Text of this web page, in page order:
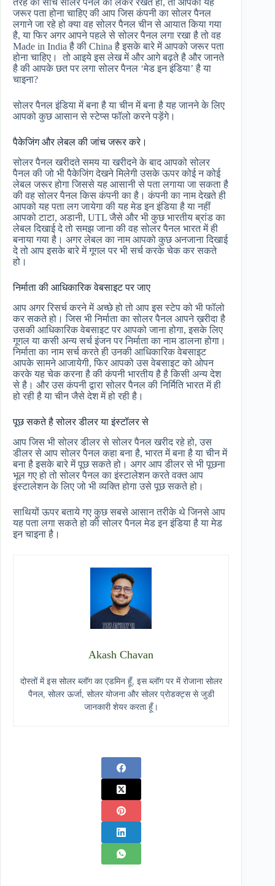
तरह की सोच सोलर पैनल को लेकर रखते हो, तो आपको यह
जरूर पता होना चाहिए की आप जिस कंपनी का सोलर पैनल
लगाने जा रहे हो क्या वह सोलर पैनल चीन से आयात किया गया
है, या फिर अगर आपने पहले से सोलर पैनल लगा रखा है तो वह
Made in India है की China है इसके बारे में आपको जरूर पता
होना चाहिए। तो आइये इस लेख में और आगे बढ़ते है और जानते
है की आपके छत पर लगा सोलर पैनल ‘मेड इन इंडिया’ है या
चाइना?
सोलर पैनल इंडिया में बना है या चीन में बना है यह जानने के लिए
आपको कुछ आसान से स्टेप्स फॉलो करने पड़ेंगे।
पैकेजिंग और लेबल की जांच जरूर करे।
सोलर पैनल खरीदते समय या खरीदने के बाद आपको सोलर
पैनल की जो भी पैकेजिंग देखने मिलेगी उसके ऊपर कोई न कोई
लेबल जरूर होगा जिससे यह आसानी से पता लगाया जा सकता है
की वह सोलर पैनल किस कंपनी का है। कंपनी का नाम देखते ही
आपको यह पता लग जायेगा की यह मेड इन इंडिया है या नहीं
आपको टाटा, अडानी, UTL जैसे और भी कुछ भारतीय ब्रांड का
लेबल दिखाई दे तो समझ जाना की वह सोलर पैनल भारत में ही
बनाया गया है। अगर लेबल का नाम आपको कुछ अनजाना दिखाई
दे तो आप इसके बारे में गूगल पर भी सर्च करके चेक कर सकते
हो।
निर्माता की आधिकारिक वेबसाइट पर जाए
आप अगर रिसर्च करने में अच्छे हो तो आप इस स्टेप को भी फॉलो
कर सकते हो। जिस भी निर्माता का सोलर पैनल आपने ख़रीदा है
उसकी आधिकारिक वेबसाइट पर आपको जाना होगा, इसके लिए
गूगल या कसी अन्य सर्च इंजन पर निर्माता का नाम डालना होगा।
निर्माता का नाम सर्च करते ही उनकी आधिकारिक वेबसाइट
आपके सामने आजायेगी, फिर आपको उस वेबसाइट को ओपन
करके यह चेक करना है की कंपनी भारतीय है है किसी अन्य देश
से है। और उस कंपनी द्वारा सोलर पैनल की निर्मिति भारत में ही
हो रही है या चीन जैसे देश में हो रही है।
पूछ सकते है सोलर डीलर या इंस्टॉलर से
आप जिस भी सोलर डीलर से सोलर पैनल खरीद रहे हो, उस
डीलर से आप सोलर पैनल कहा बना है, भारत में बना है या चीन में
बना है इसके बारे में पूछ सकते हो। अगर आप डीलर से भी पूछना
भूल गए हो तो सोलर पैनल का इंस्टालेशन करते वक्त आप
इंस्टालेशन के लिए जो भी व्यक्ति होगा उसे पूछ सकते हो।
साथियों ऊपर बताये गए कुछ सबसे आसान तरीके थे जिनसे आप
यह पता लगा सकते हो की सोलर पैनल मेड इन इंडिया है या मेड
इन चाइना है।
Akash Chavan
दोस्तों में इस सोलर ब्लॉग का एडमिन हूँ, इस ब्लॉग पर में रोजाना सोलर
पैनल, सोलर ऊर्जा, सोलर योजना और सोलर प्रोडक्ट्स से जुडी
जानकारी शेयर करता हूँ।